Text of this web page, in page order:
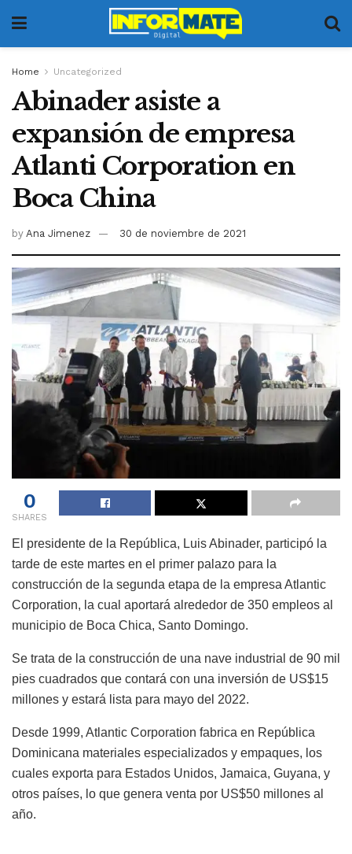
Home Uncategorized
Abinader asiste a
expansión de empresa
Atlanti Corporation en
Boca China
by Ana Jimenez 30 de noviembre de 2021
0
SHARES
El presidente de la República, Luis Abinader, participó la
tarde de este martes en el primer palazo para la
construcción de la segunda etapa de la empresa Atlantic
Corporation, la cual aportará alrededor de 350 empleos al
municipio de Boca Chica, Santo Domingo.
Se trata de la construcción de una nave industrial de 90 mil
pies cuadrados que contará con una inversión de US$15
millones y estará lista para mayo del 2022.
Desde 1999, Atlantic Corporation fabrica en República
Dominicana materiales especializados y empaques, los
cuales exporta para Estados Unidos, Jamaica, Guyana, y
otros países, lo que genera venta por US$50 millones al
año.